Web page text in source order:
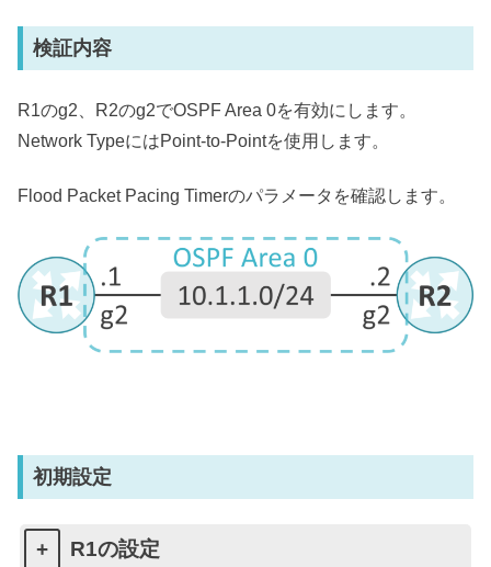
検証内容
R1のg2、R2のg2でOSPF Area 0を有効にします。
Network TypeにはPoint-to-Pointを使用します。
Flood Packet Pacing Timerのパラメータを確認します。
初期設定
R1の設定